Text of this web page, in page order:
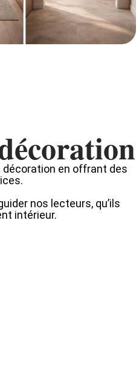
décoration en offrant des
nos lecteurs, qu’ils
intérieur.